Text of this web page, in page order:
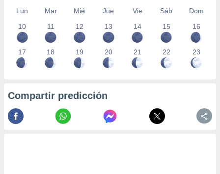
Lun Mar Mié Jue Vie Sáb
Dom
10
11 12 13 14 15 16
17 18 19 20 21 22 23
Compartir predicción